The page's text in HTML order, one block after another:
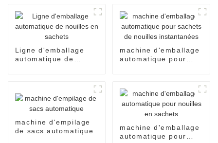
Ligne d'emballage
automatique de
machine d'emballage
automatique pour
machine d'empilage
de sacs automatique
machine d'emballage
automatique pour